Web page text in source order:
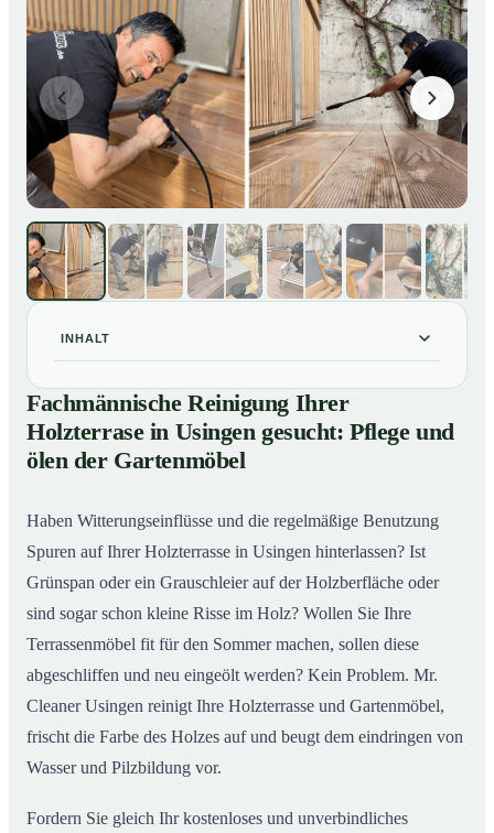
INHALT
01 Fachmännische Reinigung Ihrer Holzterrase in Usingen
gesucht: Pflege und ölen der Gartenmöbel
So reinigen unsere Profis Holzterrassen in Usingen
Fachmännische Reinigung Ihrer
Holzterrase in Usingen gesucht: Pflege und
ölen der Gartenmöbel
Haben Witterungseinflüsse und die regelmäßige Benutzung
Spuren auf Ihrer Holzterrasse in Usingen hinterlassen? Ist
Grünspan oder ein Grauschleier auf der Holzberfläche oder
sind sogar schon kleine Risse im Holz? Wollen Sie Ihre
Terrassenmöbel fit für den Sommer machen, sollen diese
abgeschliffen und neu eingeölt werden? Kein Problem. Mr.
Cleaner Usingen reinigt Ihre Holzterrasse und Gartenmöbel,
frischt die Farbe des Holzes auf und beugt dem eindringen von
Wasser und Pilzbildung vor.
Fordern Sie gleich Ihr kostenloses und unverbindliches